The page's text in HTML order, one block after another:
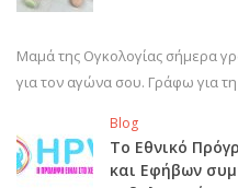
Μαμά της Ογκολογίας σήμερα
για τον αγώνα σου. Γράφω για
Blog
Το Εθνικό
και Εφήβων